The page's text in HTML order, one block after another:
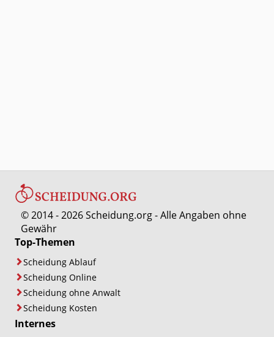
© 2014 - 2026 Scheidung.org - Alle Angaben ohne
Gewähr
Top-Themen
Scheidung Ablauf
Scheidung Online
Scheidung ohne Anwalt
Scheidung Kosten
Internes